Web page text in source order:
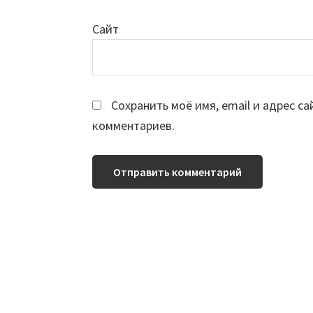
Сайт
Сохранить моё имя, email и адрес
комментариев.